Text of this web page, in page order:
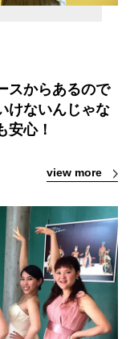
スからあるので
けないんじゃな
安心！
view more